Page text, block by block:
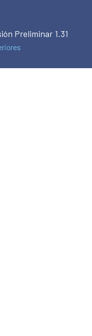
Preliminar 1.31